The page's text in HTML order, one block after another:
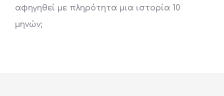
αφηγηθεί με πληρότητα μια ιστορία 10
μηνών;